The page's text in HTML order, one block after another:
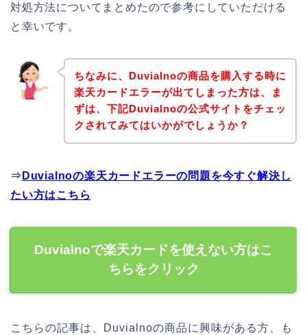
対処方法についてまとめたので参考にしていただける
と幸いです。
ちなみに、Duvialnoの商品を購入する時に
楽天カードエラーが出てしまった方は、ま
ずは、下記Duvialnoの公式サイトをチェッ
クされてみてはいかがでしょうか？
⇒ Duvialnoの楽天カードエラーの問題を今すぐ解決し
たい方はこちら
Duvialnoで楽天カードを使えない方はこ
ちらをクリック
こちらの記事は、Duvialnoの商品に興味がある方、も